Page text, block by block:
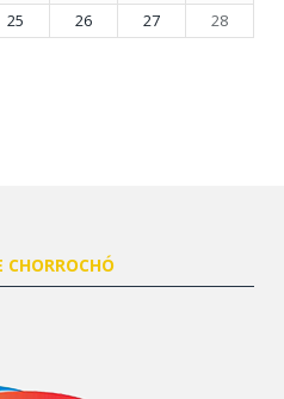
25 26 27
28